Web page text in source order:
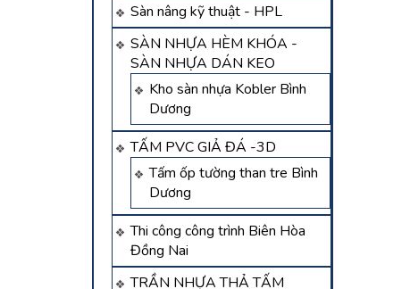
Sàn nâng kỹ thuật - HPL
SÀN NHỰA HÈM KHÓA -
SÀN NHỰA DÁN KEO
Kho sàn nhựa Kobler Bình
Dương
TẤM PVC GIẢ ĐÁ -3D
Tấm ốp tường than tre Bình
Dương
Thi công công trình Biên Hòa
Đồng Nai
TRẦN NHỰA THẢ TẤM